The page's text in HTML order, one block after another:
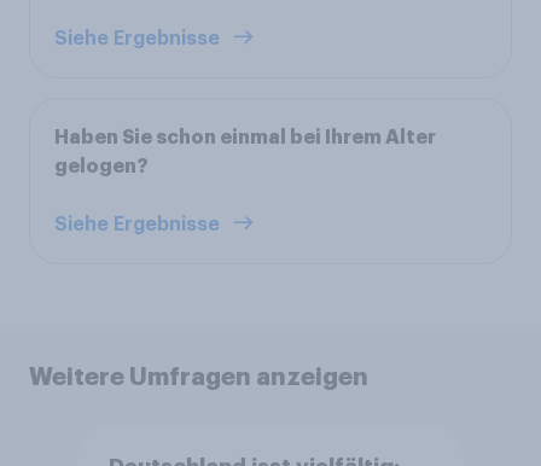
Siehe Ergebnisse
Haben Sie schon einmal bei Ihrem Alter
gelogen?
Siehe Ergebnisse
Weitere Umfragen anzeigen